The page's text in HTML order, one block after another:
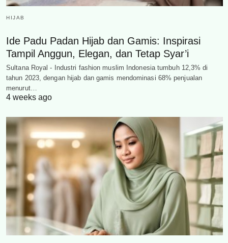
HIJAB
Ide Padu Padan Hijab dan Gamis: Inspirasi
Tampil Anggun, Elegan, dan Tetap Syar’i
Sultana Royal - Industri fashion muslim Indonesia tumbuh 12,3% di
tahun 2023, dengan hijab dan gamis mendominasi 68% penjualan
menurut…
4 weeks ago